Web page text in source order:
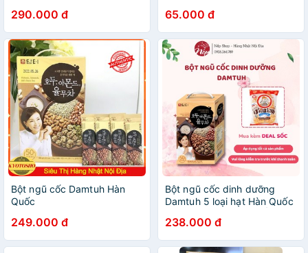
290.000 đ 65.000 đ
Bột ngũ cốc Damtuh Hàn
Quốc
249.000 đ
Bột ngũ cốc dinh dưỡng
Damtuh 5 loại hạt Hàn Quốc
DAMTUH]
238.000 đ